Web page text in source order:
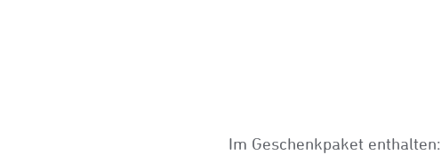
Im Geschenkpaket enthalten: